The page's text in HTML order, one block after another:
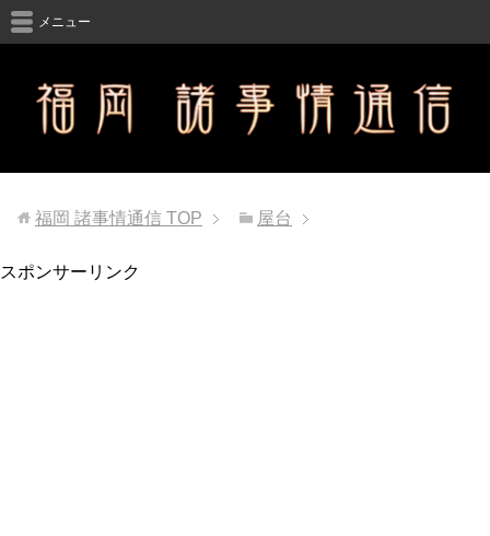
メニュー
福岡 諸事情通信 TOP 屋台
スポンサーリンク